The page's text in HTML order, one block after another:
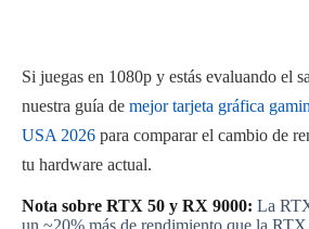
Si juegas en 1080p y estás evaluando el
nuestra guía de mejor tarjeta gráfica
USA 2026 para comparar el cambio de
tu hardware actual.
Nota sobre RTX 50 y RX 9000: La